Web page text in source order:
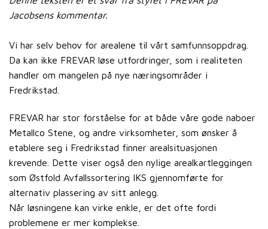
Jacobsens kommentar.
Vi har selv behov for arealene til vårt samfunnsoppdrag.
Da kan ikke FREVAR løse utfordringer, som i realiteten
handler om mangelen på nye næringsområder i
Fredrikstad.
FREVAR har stor forståelse for at både våre gode naboer
Metallco Stene, og andre virksomheter, som ønsker å
etablere seg i Fredrikstad finner arealsituasjonen
krevende. Dette viser også den nylige arealkartleggingen
som Østfold Avfallssortering IKS gjennomførte for
alternativ plassering av sitt anlegg.
Når løsningene kan virke enkle, er det ofte fordi
problemene er mer komplekse.